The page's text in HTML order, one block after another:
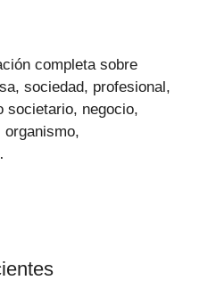
completa sobre
sociedad, profesional,
societario, negocio,
organismo,